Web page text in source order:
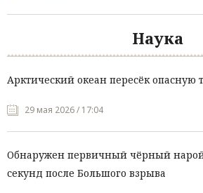
Наука
Арктический океан пересёк опасную
29 мая 2026 / 17:04
Обнаружен первичный чёрный
секунд после Большого взрыва